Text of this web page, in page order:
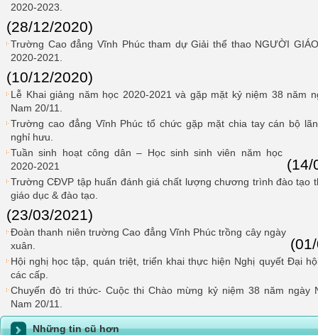
2020-2023.
(28/12/2020)
Trường Cao đẳng Vĩnh Phúc tham dự Giải thể thao NGƯỜI
2020-2021.
(10/12/2020)
Lễ Khai giảng năm học 2020-2021 và gặp mặt kỷ niệm 38 năm
Nam 20/11.
Trường cao đẳng Vĩnh Phúc tổ chức gặp mặt chia tay cán bộ
nghỉ hưu.
Tuần sinh hoạt công dân – Học sinh sinh viên năm học
2020-2021
(14/
Trường CĐVP tập huấn đánh giá chất lượng chương trình đào tạo
giáo dục & đào tạo.
(23/03/2021)
Đoàn thanh niên trường Cao đẳng Vĩnh Phúc trồng cây ngày
xuân.
Hội nghị học tập, quán triệt, triển khai thực hiện Nghị quyết Đại
các cấp.
Chuyến đò tri thức- Cuộc thi Chào mừng kỷ niệm 38 năm ngày
Nam 20/11.
Những tin cũ hơn